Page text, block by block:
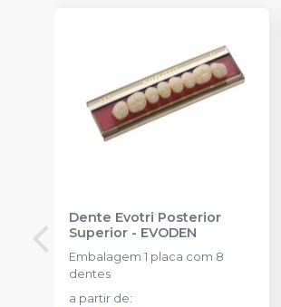
Dente Evotri Posterior
Superior - EVODEN
Embalagem 1 placa com 8
dentes
a partir de: